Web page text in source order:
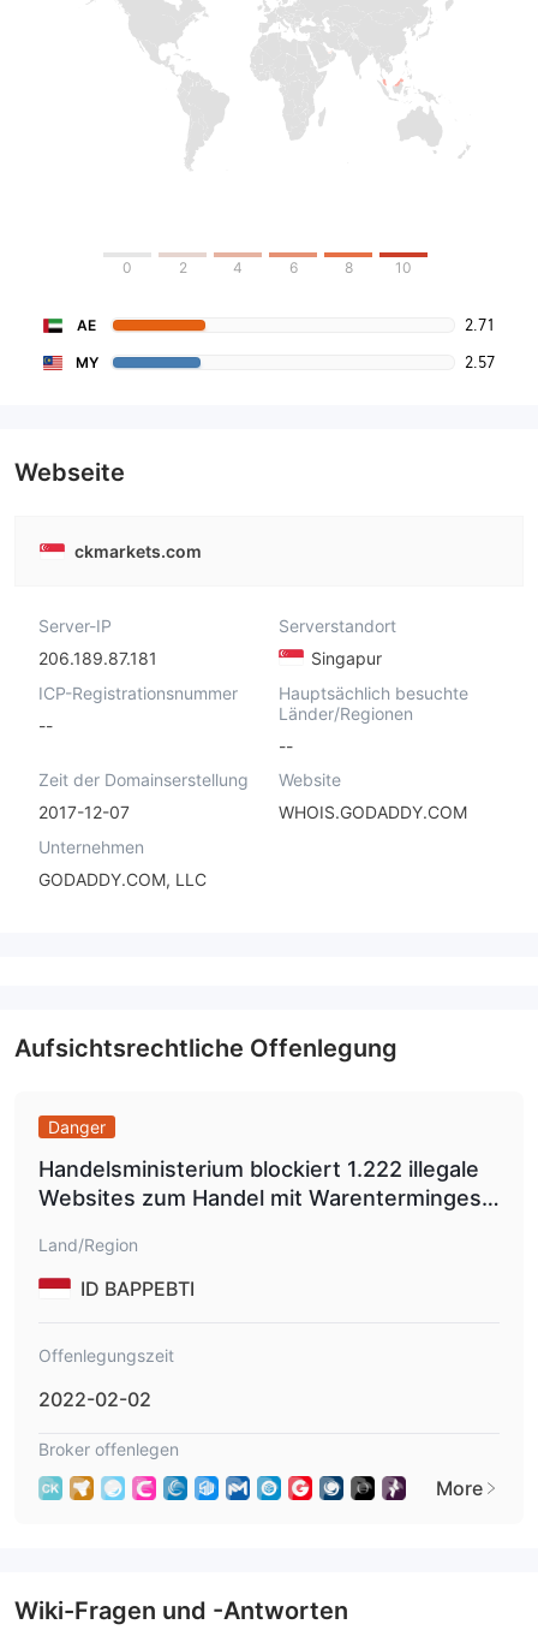
0 2 4 6 8 10
AE 2.71
MY 2.57
Webseite
ckmarkets.com
Server-IP
206.189.87.181
Serverstandort
Singapur
ICP-Registrationsnummer
--
Hauptsächlich besuchte
Länder/Regionen
--
Zeit der Domainserstellung
2017-12-07
Website
WHOIS.GODADDY.COM
Unternehmen
GODADDY.COM, LLC
Aufsichtsrechtliche Offenlegung
Danger
Handelsministerium blockiert 1.222 illegale
Websites zum Handel mit Warentermingesc
Land/Region
ID BAPPEBTI
Offenlegungszeit
2022-02-02
Broker offenlegen
More
Wiki-Fragen und -Antworten